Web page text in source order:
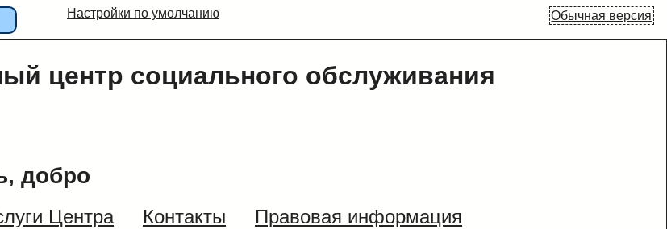
Обычная версия
Настройки по умолчанию
центр социального обслуживания
добро
Центра Контакты Правовая информация